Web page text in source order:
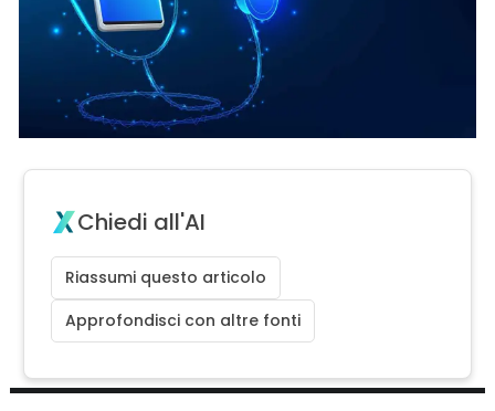
Chiedi all'AI
Riassumi questo articolo
Approfondisci con altre fonti